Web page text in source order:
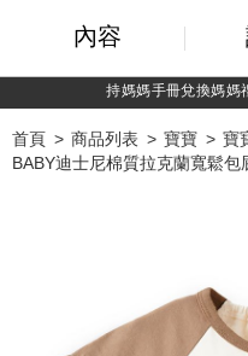
持媽媽手冊兌換媽媽
首頁 商品列表 寶寶 寶
BABY迪士尼棉質拉克蘭寬鬆包
內容